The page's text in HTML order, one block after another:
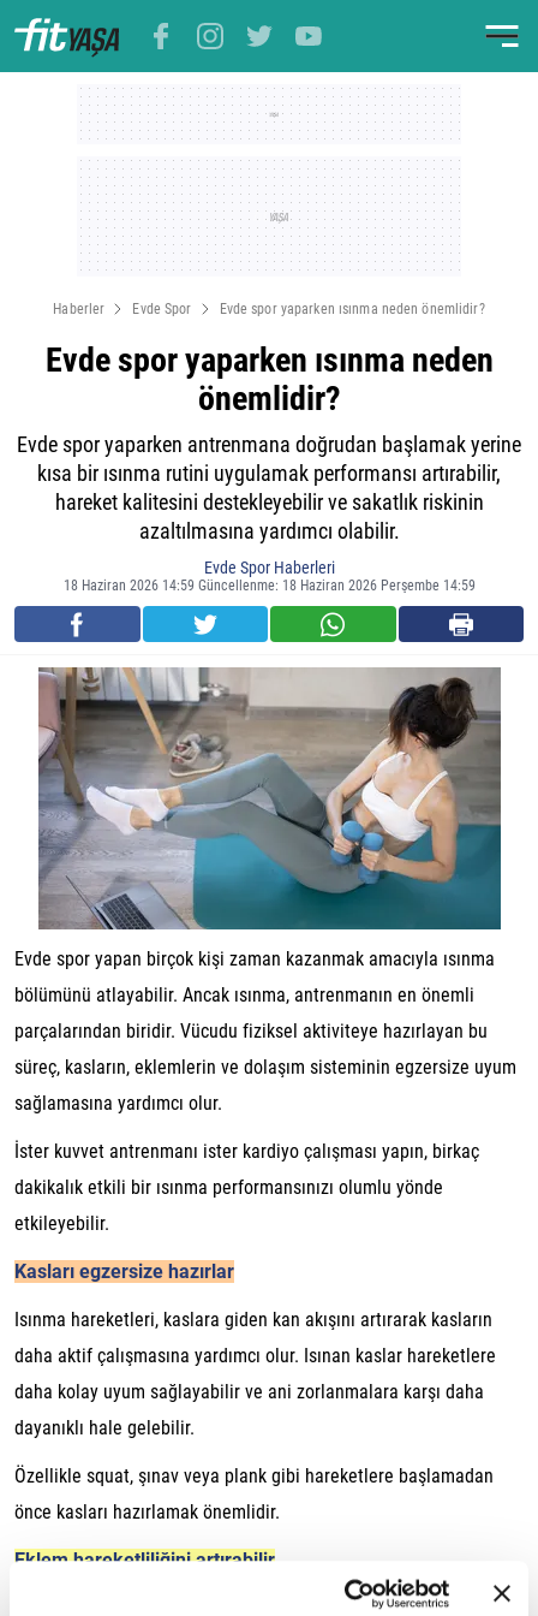
Haberler Evde Spor Evde spor yaparken ısınma neden önemlidir?
Evde spor yaparken ısınma neden
önemlidir?
Evde spor yaparken antrenmana doğrudan başlamak yerine
kısa bir ısınma rutini uygulamak performansı artırabilir,
hareket kalitesini destekleyebilir ve sakatlık riskinin
azaltılmasına yardımcı olabilir.
Evde Spor Haberleri
18 Haziran 2026 14:59 Güncellenme: 18 Haziran 2026 Perşembe 14:59
Evde spor yapan birçok kişi zaman kazanmak amacıyla ısınma
bölümünü atlayabilir. Ancak ısınma, antrenmanın en önemli
parçalarından biridir. Vücudu fiziksel aktiviteye hazırlayan bu
süreç, kasların, eklemlerin ve dolaşım sisteminin egzersize uyum
sağlamasına yardımcı olur.
İster kuvvet antrenmanı ister kardiyo çalışması yapın, birkaç
dakikalık etkili bir ısınma performansınızı olumlu yönde
etkileyebilir.
Kasları egzersize hazırlar
Isınma hareketleri, kaslara giden kan akışını artırarak kasların
daha aktif çalışmasına yardımcı olur. Isınan kaslar hareketlere
daha kolay uyum sağlayabilir ve ani zorlanmalara karşı daha
dayanıklı hale gelebilir.
Özellikle squat, şınav veya plank gibi hareketlere başlamadan
önce kasları hazırlamak önemlidir.
Eklem hareketliliğini artırabilir
Antrenman sırasında kullanılan eklemlerin yeterli hareket